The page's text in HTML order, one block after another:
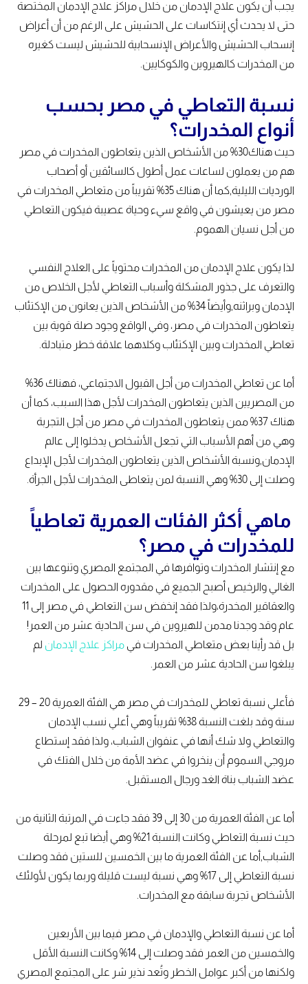
يجب أن يكون علاج الإدمان من خلال مراكز علاج الإدمان المختصة
حتى لا يحدث أي إنتكاسات على الحشيش على الرغم من أن أعراض
إنسحاب الحشيش والأعراض الإنسحابية للحشيش ليست كغيره
من المخدرات كالهيروين والكوكايين.
نسبة التعاطي في مصر بحسب
أنواع المخدرات؟
حيث هناك30% من الأشخاص الذين يتعاطون المخدرات في مصر
هم من يعملون لساعات عمل أطول كالسائقين أو أصحاب
الورديات الليلية,كما أن هناك 35% تقريباً من متعاطي المخدرات في
مصر من يعيشون في واقع سيء وحياة عصيبة فيكون التعاطي
من أجل نسيان الهموم.
لذا يكون علاج الإدمان من المخدرات محتوياً على العلاج النفسي
والتعرف على جذور المشكلة وأسباب التعاطي لأجل الخلاص من
الإدمان وبراثنه,وأيضاً 34% من الأشخاص الذين يعانون من الإكتئاب
يتعاطون المخدرات في مصر، وفي الواقع وجود صلة قوية بين
تعاطي المخدرات وبين الإكتئاب وكلاهما علاقة خطر متبادلة.
أما عن تعاطي المخدرات من أجل القبول الاجتماعي، فهناك 36%
من المصريين الذين يتعاطون المخدرات لأجل هذا السبب، كما أن
هناك 37% ممن يتعاطون المخدرات في مصر من أجل التجربة
وهي من أهم الأسباب التي تجعل الأشخاص يدخلوا إلى عالم
الإدمان,ونسبة الأشخاص الذين يتعاطون المخدرات لأجل الإبداع
وصلت إلى 30% وهي النسبة لمن يتعاطى المخدرات لأجل الجرأة.
ماهي أكثر الفئات العمرية تعاطياً
للمخدرات في مصر؟
مع إنتشار المخدرات وتوافرها في المجتمع المصري وتنوعها بين
الغالي والرخيص أصبح الجميع في مقدوره الحصول على المخدرات
والعقاقير المخدرة،ولذا فقد إنخفض سن التعاطي في مصر إلى 11
عام وقد وجدنا مدمن للهيروين في سن الحادية عشر من العمر!
بل قد رأينا بعض متعاطي المخدرات في
مراكز علاج الإدمانلم
يبلغوا سن الحادية عشر من العمر.
فأعلي نسبة تعاطي للمخدرات في مصر هي الفئة العمرية 20 – 29
سنة وقد بلغت النسبة 38% تقريباً وهي أعلي نسب الإدمان
والتعاطي ولا شك أنها في عنفوان الشباب، ولذا فقد إستطاع
مروجي السموم أن ينخروا في عضد الأمة من خلال الفتك في
عضد الشباب بناة الغد ورجال المستقبل.
أما عن الفئة العمرية من 30 إلى 39 فقد جاءت في المرتبة الثانية من
حيث نسبة التعاطي وكانت النسبة 21% وهي أيضا تبع لمرحلة
الشباب,أما عن الفئة العمرية ما بين الخمسين للستين فقد وصلت
نسبة التعاطي إلى 17% وهي نسبة ليست قليلة وربما يكون لأولئك
الأشخاص تجربة سابقة مع المخدرات.
أما عن نسبة التعاطي والإدمان في مصر فيما بين الأربعين
والخمسين من العمر فقد وصلت إلى 14% وكانت النسبة الأقل
ولكنها من أكبر عوامل الخطر وتُعد نذير شر على المجتمع المصري